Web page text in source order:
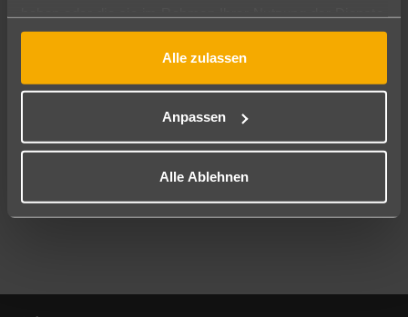
gesammelt haben.
Alle zulassen
Anpassen
Alle Ablehnen
08.08.26–06.08.27 7-21 Nächte
Mehr Filter anzeigen